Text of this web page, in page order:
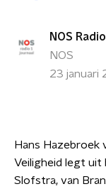
NOS
NOS
23 januari
Hans Hazebroek
Veiligheid legt uit
Slofstra, van